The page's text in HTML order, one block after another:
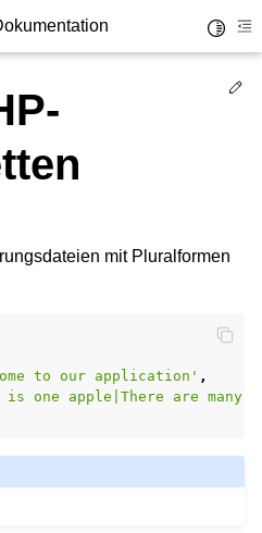
mit Pluralformen
to our application' ,
is one apple|There are many